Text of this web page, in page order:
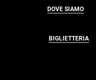
DOVE SIAMO
BIGLIETTERIA